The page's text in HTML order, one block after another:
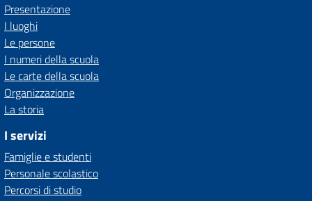
Presentazione
I luoghi
Le persone
I numeri della scuola
Le carte della scuola
Organizzazione
La storia
I servizi
Famiglie e studenti
Personale scolastico
Percorsi di studio